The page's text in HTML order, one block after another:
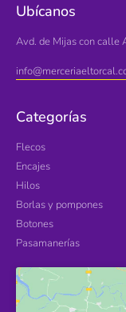
Ubícanos
Avd. de Mijas con calle
Categorías
Flecos
Encajes
Hilos
Borlas y pompones
Botones
Pasamanerías